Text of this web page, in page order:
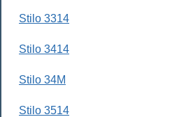
Stilo 3314
Stilo 3414
Stilo 34M
Stilo 3514